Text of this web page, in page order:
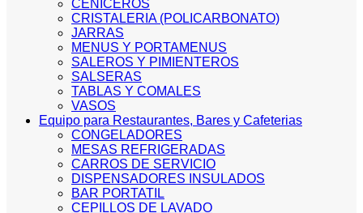
CENICEROS
CRISTALERIA (POLICARBONATO)
JARRAS
MENUS Y PORTAMENUS
SALEROS Y PIMIENTEROS
SALSERAS
TABLAS Y COMALES
VASOS
Equipo para Restaurantes, Bares y Cafeterias
CONGELADORES
MESAS REFRIGERADAS
CARROS DE SERVICIO
DISPENSADORES INSULADOS
BAR PORTATIL
CEPILLOS DE LAVADO